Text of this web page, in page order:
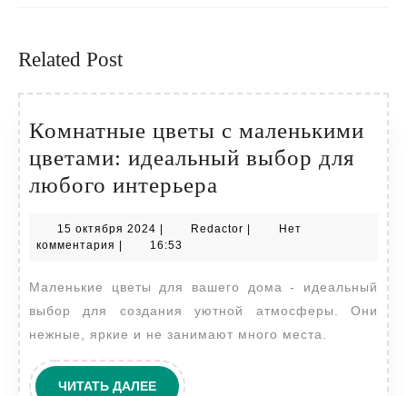
Related Post
Комнатные цветы с маленькими
цветами: идеальный выбор для
любого интерьера
с
цветами:
идеальный
15 октября 2024 15
октября
Redactor Redactor
Нет
комментария
16:53
Маленькие цветы для вашего дома - идеальный
выбор для создания уютной атмосферы. Они
нежные, яркие и не занимают много места.
ЧИТАТЬ ДАЛЕЕЧИТАТЬ